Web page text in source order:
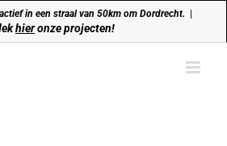
in een straal van 50km om Dordrecht.
hieronze projecten!